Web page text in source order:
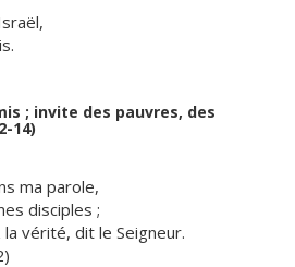
; invite des pauvres, des
14)
ma parole,
disciples ;
vérité, dit le Seigneur.